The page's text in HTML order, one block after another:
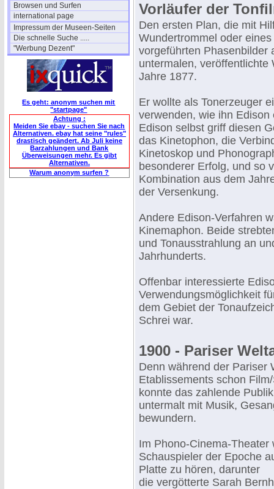
Browsen und Surfen
international page
Impressum der Museen-Seiten
Die schnelle Suche .....
"Werbung Dezent"
Es geht: anonym suchen mit
"startpage"
Achtung :
Meiden Sie ebay - suchen Sie nach
Alternativen. ebay hat seine "rules"
drastisch geändert. Ab Juli keine
Barzahlungen und Bank
Überweisungen mehr. Es gibt
Alternativen.
Warum anonym surfen ?
Vorläufer der
Den ersten Plan, die mit
Wundertrommel oder
vorgeführten Phasenbilder
untermalen, veröffentlichte
Jahre 1877.
Er wollte als Tonerzeuger
verwenden, wie ihn Edison
Edison selbst griff diesen
das Kinetophon, die
Kinetoskop und
besonderer Erfolg, und so
Kombination aus dem
der Versenkung.
Andere Edison-Verfahren
Kinemaphon. Beide
und Tonausstrahlung an
Jahrhunderts.
Offenbar interessierte
Verwendungsmöglichkeit
dem Gebiet der
Schrei war.
1900 - Pariser
Denn während der Pariser
Etablissements schon
konnte das zahlende
untermalt mit Musik,
bewundern.
Im Phono-Cinema-
Schauspieler der Epoche
Platte zu hören, darunter
die vergötterte Sarah